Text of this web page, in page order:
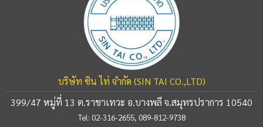
บริษัท ซิน ไท่ จำกัด (SIN TAI CO.,LTD)
399/47 หมู่ที่ 13 ต.ราชาเทวะ อ.บางพลี จ.สมุทรปราการ 10540
Tel: 02-316-2655, 089-812-9738